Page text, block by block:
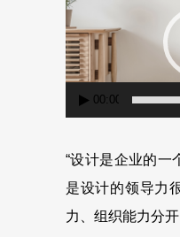
00:00
“设计是企业的一
是设计的领导力
力、组织能力分开